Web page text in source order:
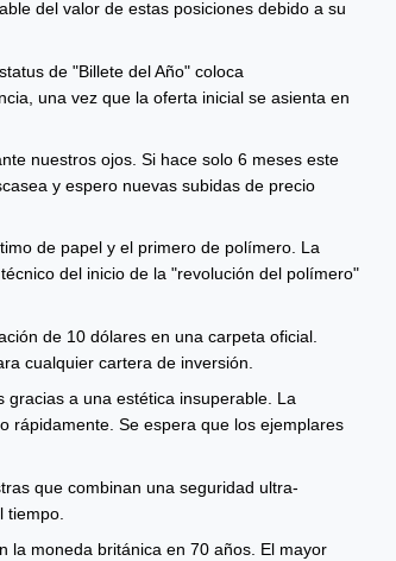
del valor de estas posiciones debido a su
de "Billete del Año" coloca
una vez que la oferta inicial se asienta en
nuestros ojos. Si hace solo 6 meses este
y espero nuevas subidas de precio
de papel y el primero de polímero. La
del inicio de la "revolución del polímero"
de 10 dólares en una carpeta oficial.
cualquier cartera de inversión.
a una estética insuperable. La
rápidamente. Se espera que los ejemplares
que combinan una seguridad ultra-
tiempo.
la moneda británica en 70 años. El mayor